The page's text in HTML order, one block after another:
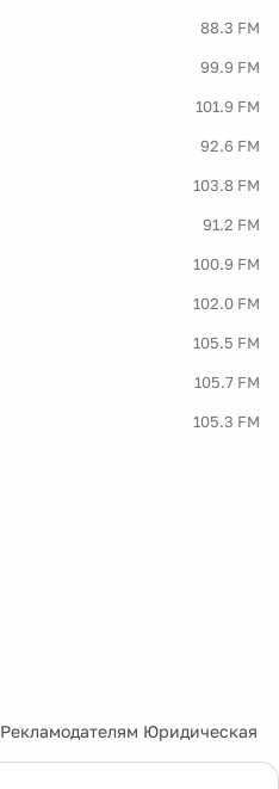
88.3 FM
99.9 FM
101.9 FM
92.6 FM
103.8 FM
91.2 FM
100.9 FM
102.0 FM
105.5 FM
105.7 FM
105.3 FM
Рекламодателям Юридическая